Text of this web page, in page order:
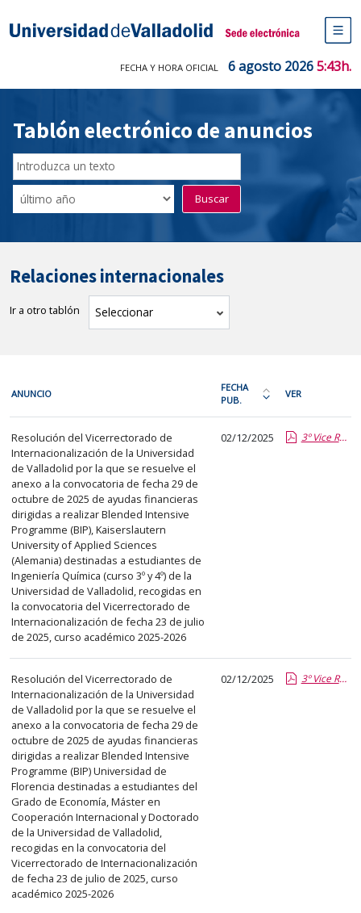
Sede electrónica Universidad de
de
FECHA Y HORA OFICIAL 6 agosto 20265:43h.
Tablón electrónico de anuncios
Buscador
del
Tablón
Filtro
de
Buscar
Relaciones internacionales
Ir a otro tablón Seleccionar tablón
cada
fila
de
la
siguiente
tabla
encontrará
los
anuncios
del
tablón
seleccionado
previamente.
primera
columna
el
título
del
anuncio,
en
la
segunda
columna
la
fecha
internacionales
ANUNCIO
FECHA
PUB.
Ordena
la
tabla
VER
Resolución del Vicerrectorado de
Internacionalización de la Universidad
de Valladolid por la que se resuelve el
anexo a la convocatoria de fecha 29 de
octubre de 2025 de ayudas financieras
dirigidas a realizar Blended Intensive
Programme (BIP), Kaiserslautern
University of Applied Sciences
(Alemania) destinadas a estudiantes de
Ingeniería Química (curso 3º y 4º) de la
Universidad de Valladolid, recogidas en
la convocatoria del Vicerrectorado de
Internacionalización de fecha 23 de julio
de 2025, curso académico 2025-2026
02/12/2025 3º Vice RRII KAISERSLAUTERN LUIS VAQUERIZO.pdf.pdf
Resolución del Vicerrectorado de
Internacionalización de la Universidad
de Valladolid por la que se resuelve el
anexo a la convocatoria de fecha 29 de
octubre de 2025 de ayudas financieras
dirigidas a realizar Blended Intensive
Programme (BIP) Universidad de
Florencia destinadas a estudiantes del
Grado de Economía, Máster en
Cooperación Internacional y Doctorado
de la Universidad de Valladolid,
recogidas en la convocatoria del
Vicerrectorado de Internacionalización
de fecha 23 de julio de 2025, curso
académico 2025-2026
02/12/2025 3º Vice RRII BIP FLORENCIA JAIME NIETO.pdf.pdf